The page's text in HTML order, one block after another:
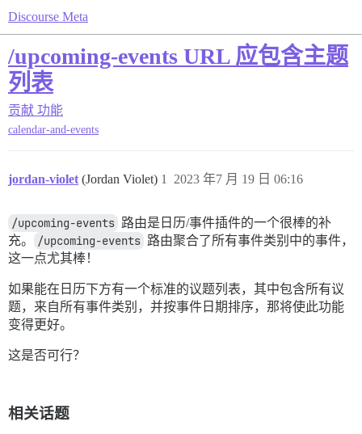
Discourse Meta
/upcoming-events URL 应包含主题
列表
贡献 功能
calendar-and-events
jordan-violet (Jordan Violet) 2023 年7 月 19 日 06:16
1
/upcoming-events 路由是日历/事件插件的一个很棒的补
充。
/upcoming-events 路由聚合了所有事件类别中的事件，
这一点尤其棒！
如果能在日历下方有一个标准的议题列表，其中包含所有议
题，来自所有事件类别，并按事件日期排序，那将使此功能
变得更好。
这是否可行？
相关话题